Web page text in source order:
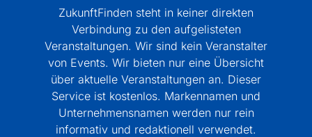
ZukunftFinden steht in keiner direkten
Verbindung zu den aufgelisteten
Veranstaltungen. Wir sind kein Veranstalter
von Events. Wir bieten nur eine Übersicht
über aktuelle Veranstaltungen an. Dieser
Service ist kostenlos. Markennamen und
Unternehmensnamen werden nur rein
informativ und redaktionell verwendet.